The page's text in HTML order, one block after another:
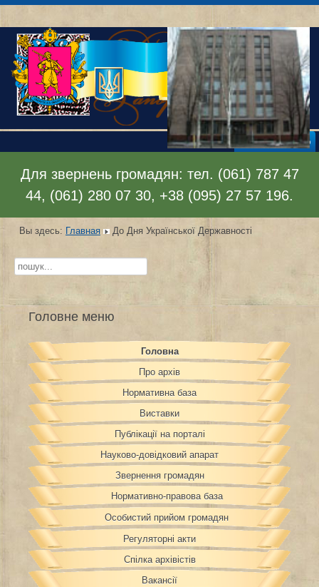
Раскрыть меню
Для звернень громадян: тел. (061) 787 47
44, (061) 280 07 30, +38 (095) 27 57 196.
Вы здесь: Главная До Дня Української Державності
Искать...
Головне меню
Головна
Про архів
Нормативна база
Виставки
Публікації на порталі
Науково-довідковий апарат
Звернення громадян
Нормативно-правова база
Особистий прийом громадян
Регуляторні акти
Спілка архівістів
Вакансії